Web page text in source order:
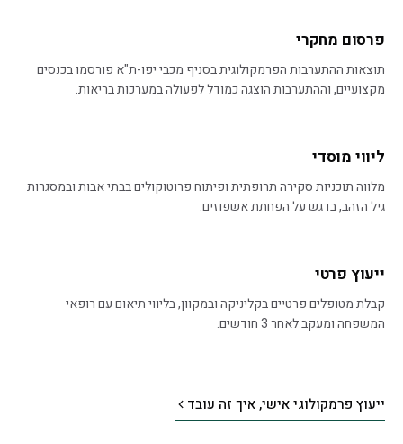
פרסום מחקרי
תוצאות ההתערבות הפרמקולוגית בסניף מכבי יפו-ת"א פורסמו בכנסים
מקצועיים, וההתערבות הוצגה כמודל לפעולה במערכות בריאות.
ליווי מוסדי
מלווה תוכניות סקירה תרופתית ופיתוח פרוטוקולים בבתי אבות ובמסגרות
גיל הזהב, בדגש על הפחתת אשפוזים.
ייעוץ פרטי
קבלת מטופלים פרטיים בקליניקה ובמקוון, בליווי תיאום עם רופאי
המשפחה ומעקב לאחר 3 חודשים.
ייעוץ פרמקולוגי אישי, איך זה עובד